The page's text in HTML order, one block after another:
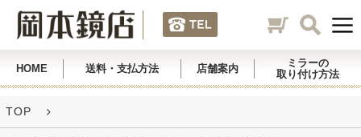
HOME 送料・支払方法 店舗案内
ミラーの
取り付け方法
TOP